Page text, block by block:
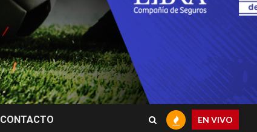
CONTACTO EN VIVO